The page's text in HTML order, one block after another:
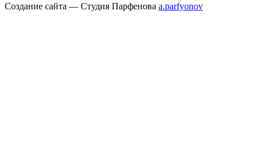
Создание сайта — Студия Парфенова a.parfyonov